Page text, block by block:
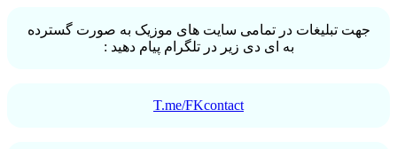
جهت تبلیغات در تمامی سایت های موزیک به صورت گسترده
به ای دی زیر در تلگرام پیام دهید :
T.me/FKcontact